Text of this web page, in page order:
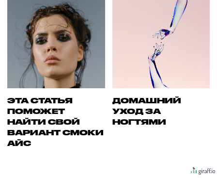
ЭТА СТАТЬЯ
ПОМОЖЕТ
НАЙТИ СВОЙ
ВАРИАНТ СМОКИ
АЙС
ДОМАШНИЙ
УХОД ЗА
НОГТЯМИ